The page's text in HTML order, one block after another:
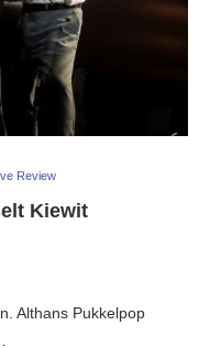
Review
Kiewit
Althans Pukkelpop